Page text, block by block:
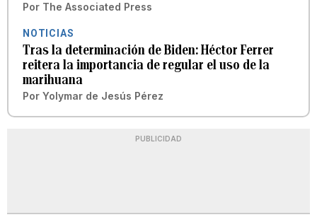
Por The Associated Press
NOTICIAS
Tras la determinación de Biden: Héctor Ferrer
reitera la importancia de regular el uso de la
marihuana
Por Yolymar de Jesús Pérez
PUBLICIDAD